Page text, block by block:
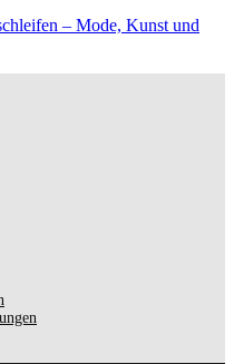
– Mode, Kunst und